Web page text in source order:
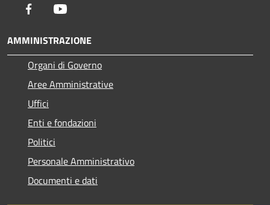
Facebook
AMMINISTRAZIONE
Organi di Governo
Aree Amministrative
Uffici
Enti e fondazioni
Politici
Personale Amministrativo
Documenti e dati